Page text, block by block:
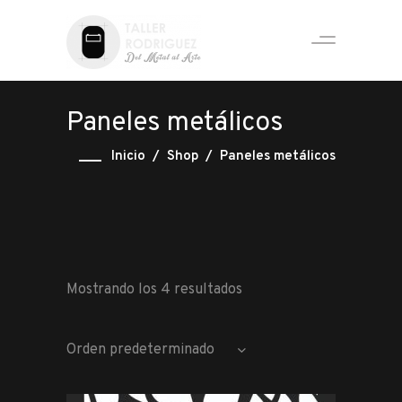
Paneles metálicos
Inicio / Shop / Paneles metálicos
Mostrando los 4 resultados
Orden predeterminado